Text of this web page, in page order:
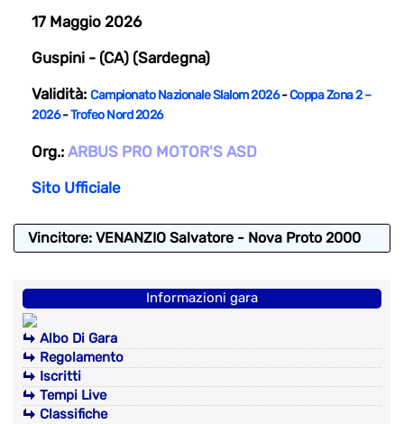
17 Maggio 2026
Guspini - (CA) (Sardegna)
Validità: Campionato Nazionale Slalom 2026-Coppa Zona 2 –
2026-Trofeo Nord 2026
Org.: ARBUS PRO MOTOR'S ASD
Sito Ufficiale
Vincitore: VENANZIO Salvatore - Nova Proto 2000
Informazioni gara
Albo Di Gara
Regolamento
Iscritti
Tempi Live
Classifiche